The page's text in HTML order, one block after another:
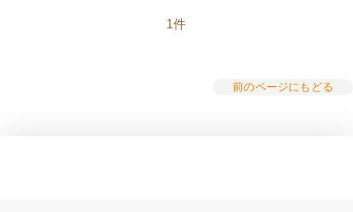
1件
前のページにもどる